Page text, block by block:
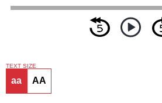
TEXT SIZE
aa AA